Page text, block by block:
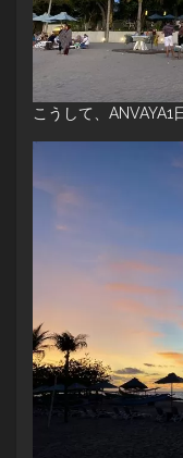
こうして、ANVAYA1